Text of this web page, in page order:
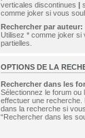
verticales discontinues |
comme joker si vous
Rechercher par auteur:
Utilisez * comme joker
partielles.
OPTIONS DE LA
Rechercher dans les
Sélectionnez le forum
effectuer une recherche.
dans la recherche si
“Rechercher dans les